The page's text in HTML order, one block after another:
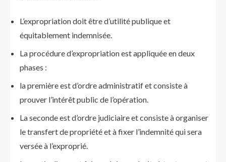
L’expropriation doit être d’utilité publique et
équitablement indemnisée.
La procédure d’expropriation est appliquée en deux
phases :
la première est d’ordre administratif et consiste à
prouver l’intérêt public de l’opération.
La seconde est d’ordre judiciaire et consiste à organiser
le transfert de propriété et à fixer l’indemnité qui sera
versée à l’exproprié.